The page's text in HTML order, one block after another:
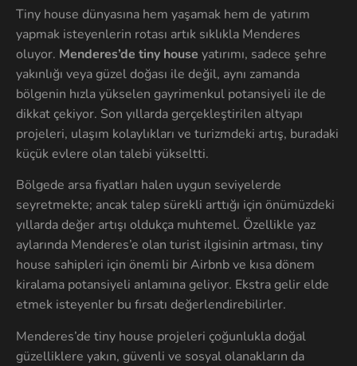
Tiny house dünyasına hem yaşamak hem de yatırım
yapmak isteyenlerin rotası artık sıklıkla Menderes
oluyor. Menderes’de tiny house yatırımı, sadece şehre
yakınlığı veya güzel doğası ile değil, aynı zamanda
bölgenin hızla yükselen gayrimenkul potansiyeli ile de
dikkat çekiyor. Son yıllarda gerçekleştirilen altyapı
projeleri, ulaşım kolaylıkları ve turizmdeki artış, buradaki
küçük evlere olan talebi yükseltti.
Bölgede arsa fiyatları halen uygun seviyelerde
seyretmekte; ancak talep sürekli arttığı için önümüzdeki
yıllarda değer artışı oldukça muhtemel. Özellikle yaz
aylarında Menderes’e olan turist ilgisinin artması, tiny
house sahipleri için önemli bir Airbnb ve kısa dönem
kiralama potansiyeli anlamına geliyor. Ekstra gelir elde
etmek isteyenler bu fırsatı değerlendirebilirler.
Menderes’de tiny house projeleri çoğunlukla doğal
güzelliklere yakın, güvenli ve sosyal olanakların da